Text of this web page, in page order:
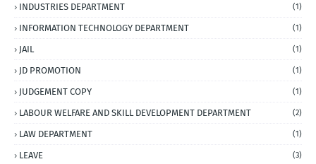
INDUSTRIES DEPARTMENT (1)
INFORMATION TECHNOLOGY DEPARTMENT (1)
JAIL (1)
JD PROMOTION (1)
JUDGEMENT COPY (1)
LABOUR WELFARE AND SKILL DEVELOPMENT DEPARTMENT (2)
LAW DEPARTMENT (1)
LEAVE (3)